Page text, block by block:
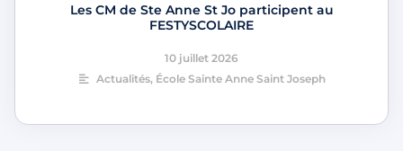
Les CM de Ste Anne St Jo participent au
FESTYSCOLAIRE
10 juillet 2026
Actualités, École Sainte Anne Saint Joseph